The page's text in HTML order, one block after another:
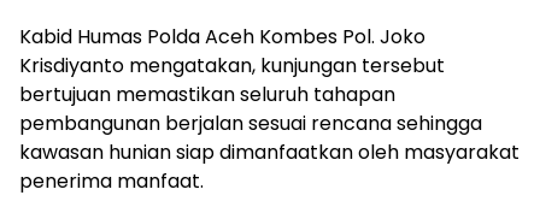
Kabid Humas Polda Aceh Kombes Pol. Joko
Krisdiyanto mengatakan, kunjungan tersebut
bertujuan memastikan seluruh tahapan
pembangunan berjalan sesuai rencana sehingga
kawasan hunian siap dimanfaatkan oleh masyarakat
penerima manfaat.